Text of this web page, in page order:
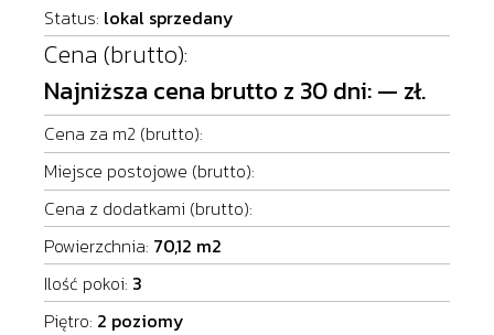
Status: lokal sprzedany
Cena (brutto):
Najniższa cena brutto z 30 dni: — zł.
Cena za m2 (brutto):
Miejsce postojowe (brutto):
Cena z dodatkami (brutto):
Powierzchnia: 70,12
Ilość pokoi: 3
Piętro: 2 poziomy